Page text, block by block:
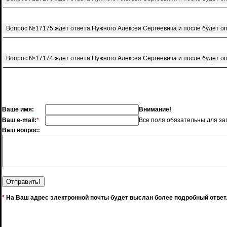
Вопрос №17175 ждет ответа Нужного Алексея Сергеевича и после будет
Вопрос №17174 ждет ответа Нужного Алексея Сергеевича и после будет
Ваше имя:
Внимание!
Ваш e-mail:*
Все поля обязательны для
Ваш вопрос:
* На Ваш адрес электронной почты будет выслан более подробный ответ.